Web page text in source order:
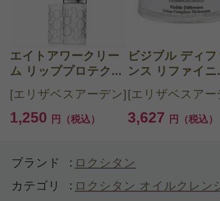
感じた効能：うるおい/毛穴/低刺激・
購入品：イモーテル プレシューズリ
グオイル
ロクシタンのもう一つのオイルク
ました。メイクがするんと落ちるで
てしまう私ですが、ロクシタンの
助かります。こちらのリッチを半分
エイトアワークリー
ム リッププロテク...
[エリザベスアーデン]
1,250 円（税込）
ビジブル ディ
ンス リファイニ
[エリザベスアー
3,627 円（税込）
ブランド : ロクシタン
カテゴリ
: ロクシタン オイルクレン